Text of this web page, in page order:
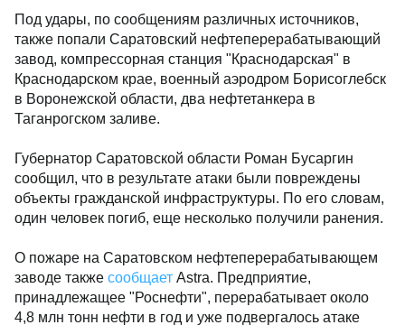
Под удары, по сообщениям различных источников,
также попали Саратовский нефтеперерабатывающий
завод, компрессорная станция "Краснодарская" в
Краснодарском крае, военный аэродром Борисоглебск
в Воронежской области, два нефтетанкера в
Таганрогском заливе.
Губернатор Саратовской области Роман Бусаргин
сообщил, что в результате атаки были повреждены
объекты гражданской инфраструктуры. По его словам,
один человек погиб, еще несколько получили ранения.
О пожаре на Саратовском нефтеперерабатывающем
заводе также сообщает Astra. Предприятие,
принадлежащее "Роснефти", перерабатывает около
4,8 млн тонн нефти в год и уже подвергалось атаке